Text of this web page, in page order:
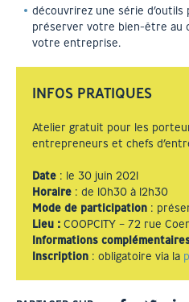
découvrirez une série
préserver votre bien-être au
votre entreprise.
INFOS PRATIQUES
Atelier gratuit pour les
entrepreneurs et chefs
Date : le 30 juin 2021
Horaire : de 10h30 à 12h30
Mode de participation :
Lieu : COOPCITY – 72 rue
Informations
Inscription : obligatoire via la